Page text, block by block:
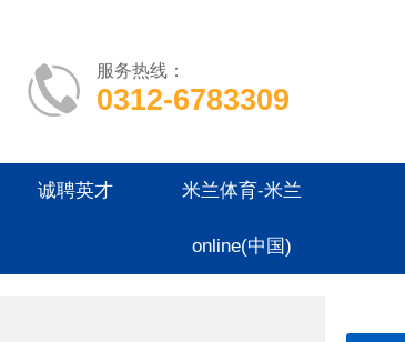
服务热线：
0312-6783309
诚聘英才 米兰体育-米兰
online(中国)